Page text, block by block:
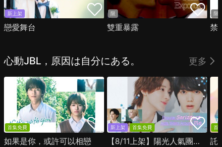
新上架
戀愛舞台
限
雙重暴露
限
禁
心動JBL，原因は自分にある。 更多
首集免費
如果是你，或許可以相戀
新上架 首集免費
【8/11上架】陽光人氣團中的芹澤，在我面前卻有點不對勁
首
託